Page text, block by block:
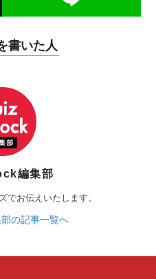
書いた人
編集部
でお伝えいたします。
の記事一覧へ